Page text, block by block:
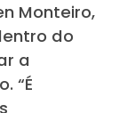
Monteiro,
do
a
“É